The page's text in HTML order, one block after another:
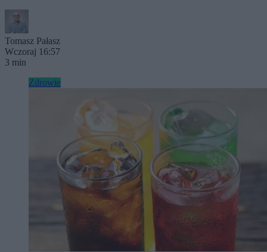
Tomasz Pałasz
Wczoraj 16:57
3 min
Zdrowie